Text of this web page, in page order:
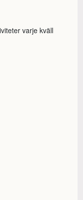
varje kväll